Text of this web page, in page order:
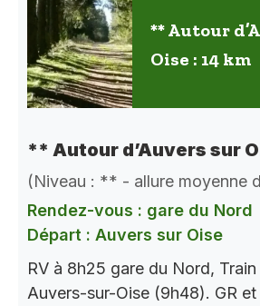
** Autour
Oise : 14 km
** Autour d’Auvers sur
(Niveau : ** - allure moyenne
Rendez-vous : gare du Nord
Départ : Auvers sur Oise
RV à 8h25 gare du Nord,
Auvers-sur-Oise (9h48). GR